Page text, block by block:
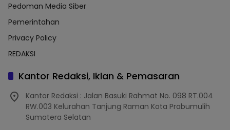
Pedoman Media Siber
Pemerintahan
Privacy Policy
REDAKSI
Kantor Redaksi, Iklan & Pemasaran
Kantor Redaksi : Jalan Basuki Rahmat No. 098 RT.004
RW.003 Kelurahan Tanjung Raman Kota Prabumulih
Sumatera Selatan